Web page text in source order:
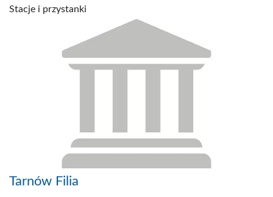
Stacje i przystanki
Tarnów Filia